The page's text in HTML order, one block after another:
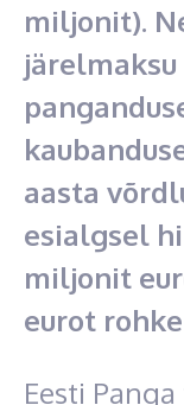
miljonit).
järelmaksu
aasta
esialgsel
miljonit
eurot
Eesti